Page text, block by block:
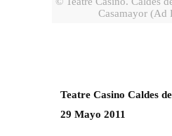
Casamayor (Ad
Teatre Casino Caldes
29 Mayo 2011